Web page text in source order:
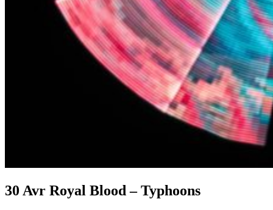
30 Avr Royal Blood – Typhoons